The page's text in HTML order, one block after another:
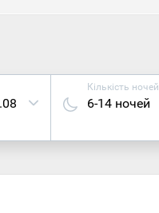
заарештувати.
Кількість ночей
6-14 ночей